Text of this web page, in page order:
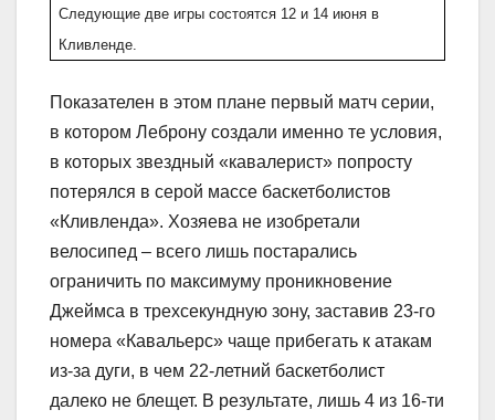
Следующие две игры состоятся 12 и 14 июня в
Кливленде.
Показателен в этом плане первый матч серии,
в котором Леброну создали именно те условия,
в которых звездный «кавалерист» попросту
потерялся в серой массе баскетболистов
«Кливленда». Хозяева не изобретали
велосипед – всего лишь постарались
ограничить по максимуму проникновение
Джеймса в трехсекундную зону, заставив 23-го
номера «Кавальерс» чаще прибегать к атакам
из-за дуги, в чем 22-летний баскетболист
далеко не блещет. В результате, лишь 4 из 16-ти